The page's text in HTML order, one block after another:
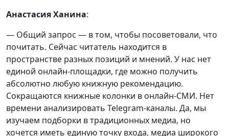
Анастасия Ханина:
— Общий запрос — в том, чтобы посоветовали, что
почитать. Сейчас читатель находится в
пространстве разных позиций и мнений. У нас нет
единой онлайн-площадки, где можно получить
абсолютно любую книжную рекомендацию.
Сокращаются книжные колонки в онлайн-СМИ. Нет
времени анализировать Telegram-каналы. Да, мы
изучаем подборки в традиционных медиа, но
хочется иметь единую точку входа, медиа широкого